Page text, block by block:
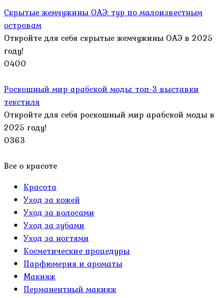
Скрытые жемчужины ОАЭ: тур по малоизвестным
островам
Откройте для себя скрытые жемчужины ОАЭ в 2025
году!
0400
Роскошный мир арабской моды: топ-3 выставки
текстиля
Откройте для себя роскошный мир арабской моды в
2025 году!
0363
Все о красоте
Красота
Уход за кожей
Уход за волосами
Уход за зубами
Уход за ногтями
Косметические процедуры
Парфюмерия и ароматы
Макияж
Перманентный макияж